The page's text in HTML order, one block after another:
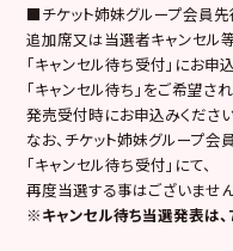
■チケット姉妹グループ会員
追加席又は当選者キャンセル
「キャンセル待ち受付」にお
「キャンセル待ち」をご希望さ
発売受付時にお申込みください
なお、チケット姉妹グループ
「キャンセル待ち受付」にて、
再度当選する事はございませ
※キャンセル待ち当選発表は、